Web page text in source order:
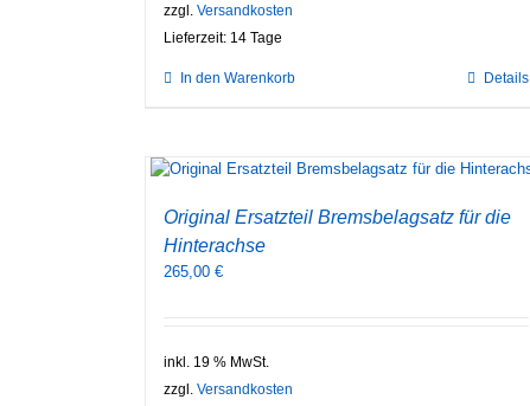
zzgl. Versandkosten
Lieferzeit: 14 Tage
In den Warenkorb Details
Original Ersatzteil Bremsbelagsatz für die
Hinterachse
265,00 €
inkl. 19 % MwSt.
zzgl. Versandkosten